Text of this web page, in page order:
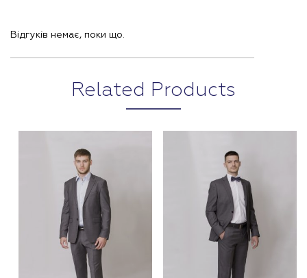
Відгуків немає, поки що.
Related Products